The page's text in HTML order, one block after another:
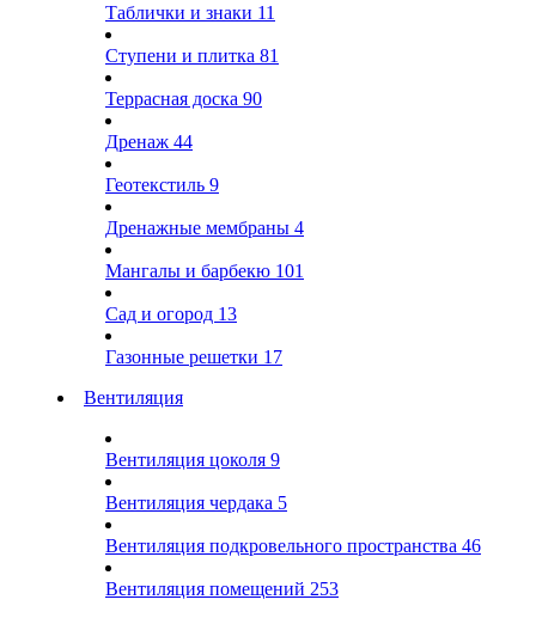
Таблички и знаки 11
Ступени и плитка 81
Террасная доска 90
Дренаж 44
Геотекстиль 9
Дренажные мембраны 4
Мангалы и барбекю 101
Сад и огород 13
Газонные решетки 17
Вентиляция
Вентиляция цоколя 9
Вентиляция чердака 5
Вентиляция подкровельного пространства 46
Вентиляция помещений 253